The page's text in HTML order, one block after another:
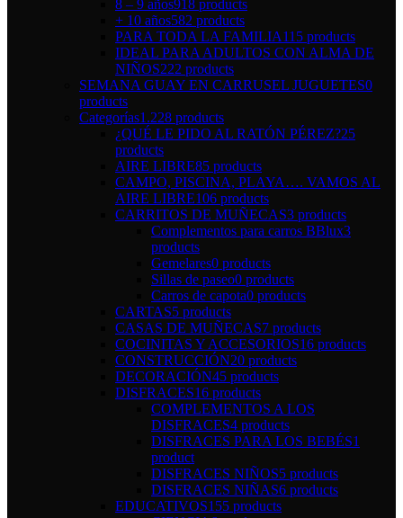
8 – 9 años918 products
+ 10 años582 products
PARA TODA LA FAMILIA115 products
IDEAL PARA ADULTOS CON ALMA DE
NIÑOS222 products
SEMANA GUAY EN CARRUSEL JUGUETES0
products
Categorías1.228 products
¿QUÉ LE PIDO AL RATÓN PÉREZ?25
products
AIRE LIBRE85 products
CAMPO, PISCINA, PLAYA…. VAMOS AL
AIRE LIBRE106 products
CARRITOS DE MUÑECAS3 products
Complementos para carros BBlux3
products
Gemelares0 products
Sillas de paseo0 products
Carros de capota0 products
CARTAS5 products
CASAS DE MUÑECAS7 products
COCINITAS Y ACCESORIOS16 products
CONSTRUCCIÓN20 products
DECORACIÓN45 products
DISFRACES16 products
COMPLEMENTOS A LOS
DISFRACES4 products
DISFRACES PARA LOS BEBÉS1
product
DISFRACES NIÑOS5 products
DISFRACES NIÑAS6 products
EDUCATIVOS155 products